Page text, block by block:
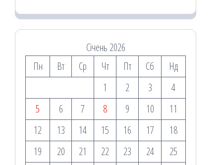
Січень 2026
Пн
Вт Ср Чт Пт Сб
Нд
1
2 3
4
5
6 7 8 9 10
11
12
13 14 15 16 17
18
19
20 21 22 23 24
25